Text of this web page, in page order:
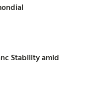
Stability amid